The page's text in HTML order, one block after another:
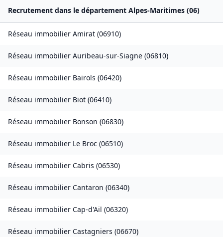
Recrutement dans le département Alpes-Maritimes (06)
Réseau immobilier Amirat (06910)
Réseau immobilier Auribeau-sur-Siagne (06810)
Réseau immobilier Bairols (06420)
Réseau immobilier Biot (06410)
Réseau immobilier Bonson (06830)
Réseau immobilier Le Broc (06510)
Réseau immobilier Cabris (06530)
Réseau immobilier Cantaron (06340)
Réseau immobilier Cap-d'Ail (06320)
Réseau immobilier Castagniers (06670)